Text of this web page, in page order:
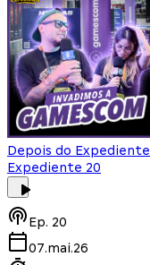
Depois do Expediente
Expediente 20
Ep. 20
07.mai.26